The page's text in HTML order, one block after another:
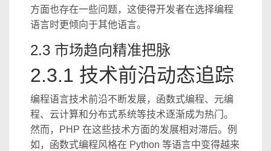
方面也存在一些问题，这使得开发者在选择编程
语言时更倾向于其他语言。
2.3 市场趋向精准把脉
2.3.1 技术前沿动态追踪
编程语言技术前沿不断发展，函数式编程、元编
程、云计算和分布式系统等技术逐渐成为热门。
然而，PHP 在这些技术方面的发展相对滞后。例
如，函数式编程风格在 Python 等语言中变得越来